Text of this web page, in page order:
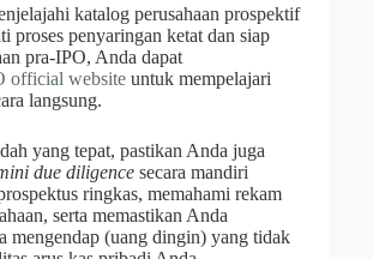
katalog perusahaan prospektif
proses penyaringan ketat dan siap
pra-IPO, Anda dapat
official website untuk mempelajari
langsung.
yang tepat, pastikan Anda juga
due diligence secara mandiri
ringkas, memahami rekam
serta memastikan Anda
mengendap (uang dingin) yang tidak